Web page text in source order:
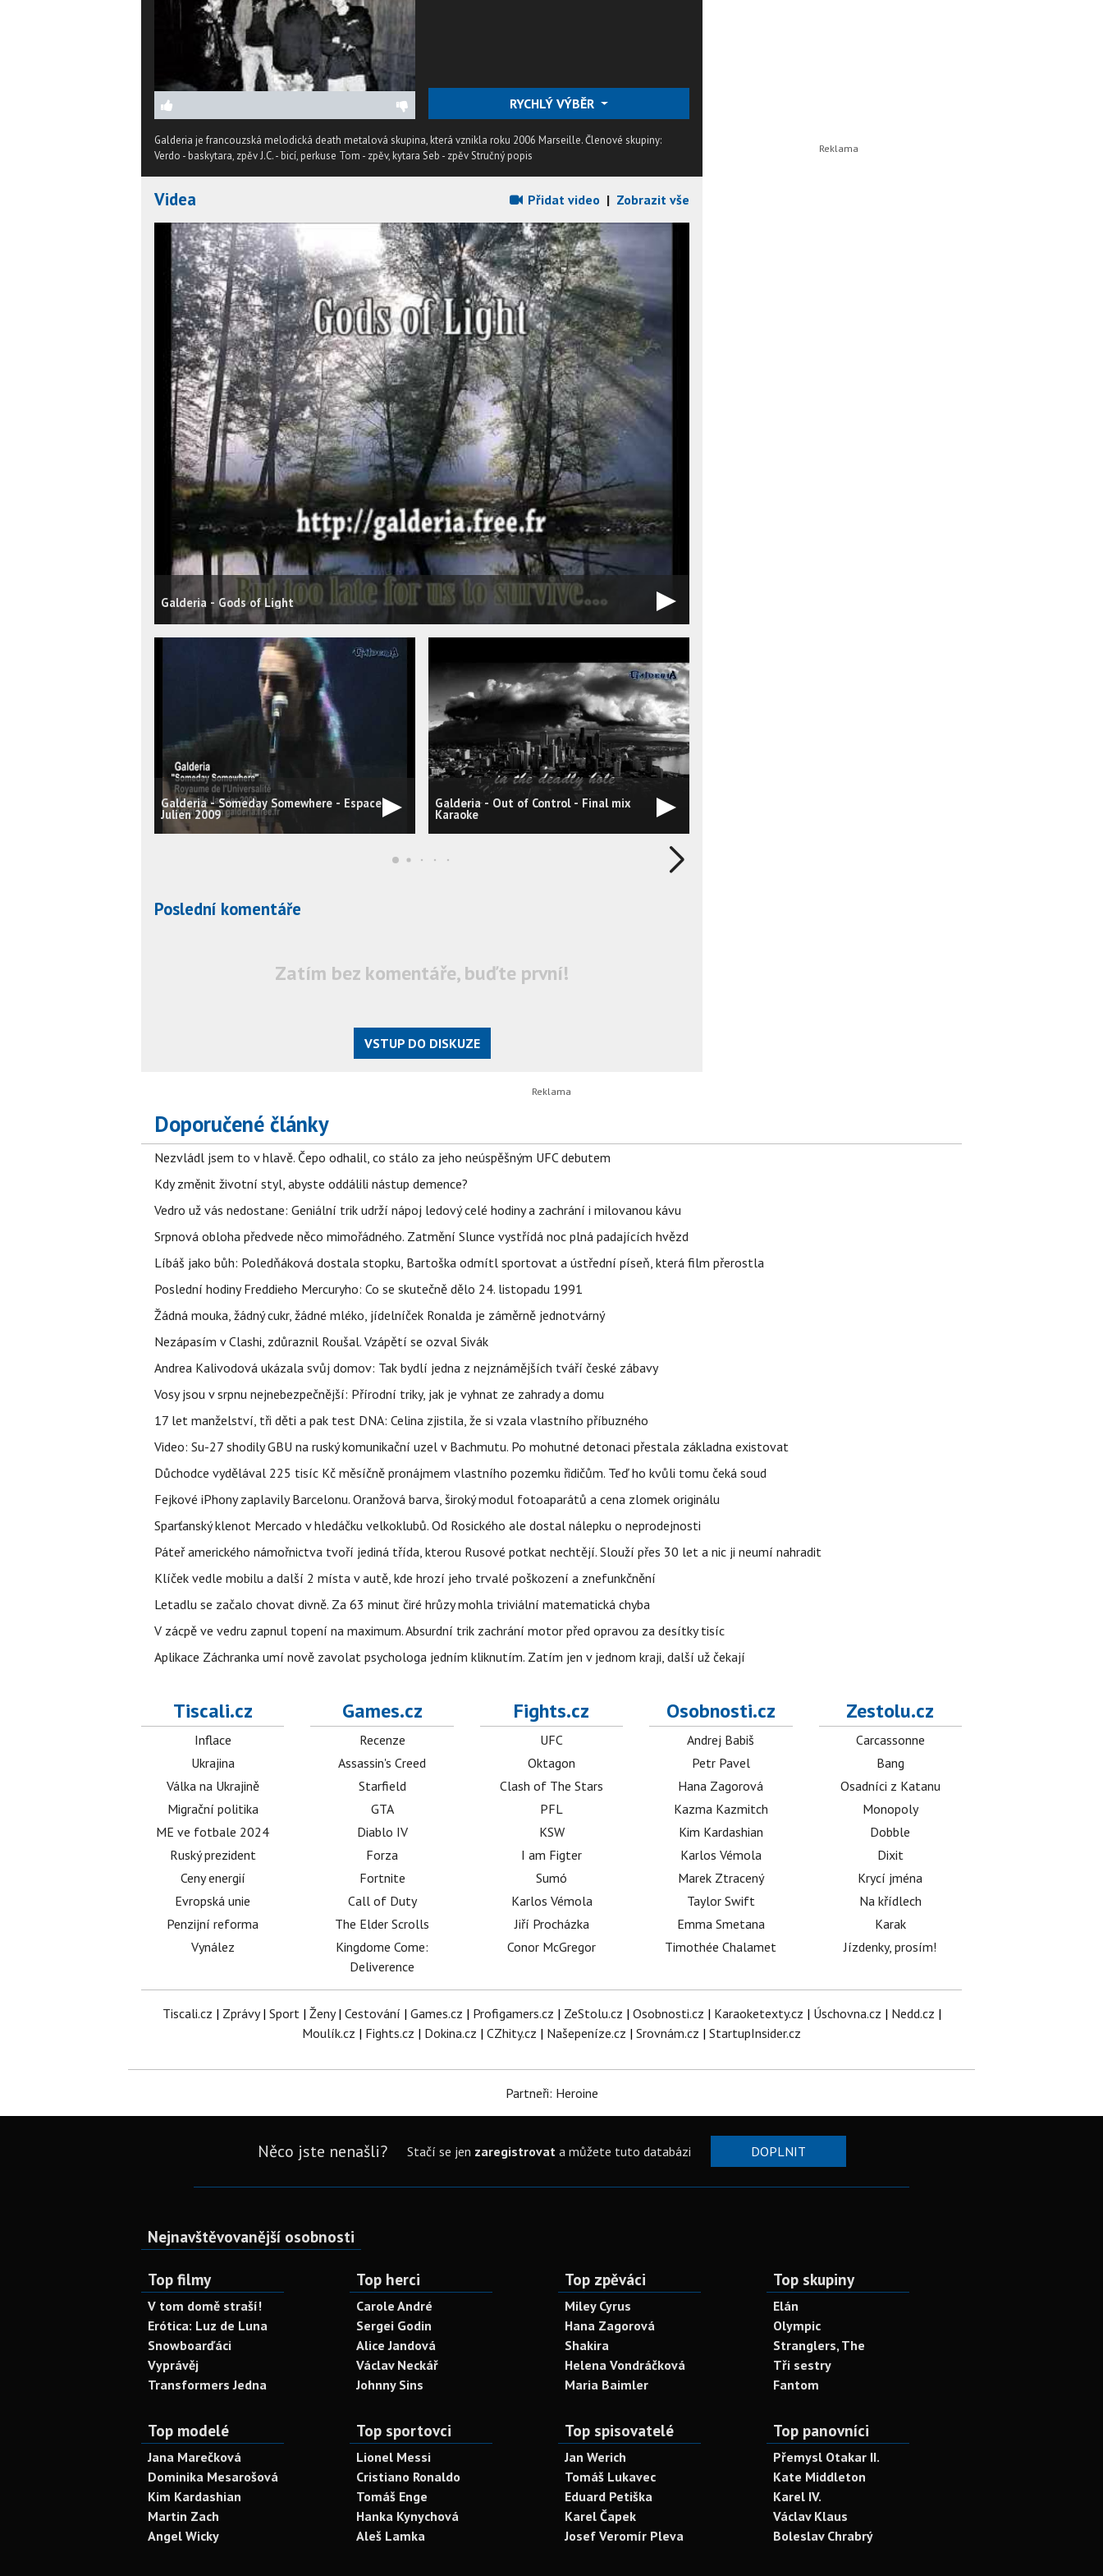
RYCHLÝ VÝBĚR
Galderia je francouzská melodická death metalová skupina, která vznikla roku 2006 Marseille. Členové skupiny:
Verdo - baskytara, zpěv J.C. - bicí, perkuse Tom - zpěv, kytara Seb - zpěvStručný popis
Videa Přidat video | Zobrazit vše
Galderia - Gods of Light
Galderia - Someday Somewhere - Espace
Julien 2009
Galderia - Out of Control - Final mix
Karaoke
Poslední komentáře
Zatím bez komentáře, buďte první!
VSTUP DO DISKUZE
Doporučené články
Nezvládl jsem to v hlavě. Čepo odhalil, co stálo za jeho neúspěšným UFC debutem
Kdy změnit životní styl, abyste oddálili nástup demence?
Vedro už vás nedostane: Geniální trik udrží nápoj ledový celé hodiny a zachrání i milovanou kávu
Srpnová obloha předvede něco mimořádného. Zatmění Slunce vystřídá noc plná padajících hvězd
Líbáš jako bůh: Poledňáková dostala stopku, Bartoška odmítl sportovat a ústřední píseň, která film přerostla
Poslední hodiny Freddieho Mercuryho: Co se skutečně dělo 24. listopadu 1991
Žádná mouka, žádný cukr, žádné mléko, jídelníček Ronalda je záměrně jednotvárný
Nezápasím v Clashi, zdůraznil Roušal. Vzápětí se ozval Sivák
Andrea Kalivodová ukázala svůj domov: Tak bydlí jedna z nejznámějších tváří české zábavy
Vosy jsou v srpnu nejnebezpečnější: Přírodní triky, jak je vyhnat ze zahrady a domu
17 let manželství, tři děti a pak test DNA: Celina zjistila, že si vzala vlastního příbuzného
Video: Su-27 shodily GBU na ruský komunikační uzel v Bachmutu. Po mohutné detonaci přestala základna existovat
Důchodce vydělával 225 tisíc Kč měsíčně pronájmem vlastního pozemku řidičům. Teď ho kvůli tomu čeká soud
Fejkové iPhony zaplavily Barcelonu. Oranžová barva, široký modul fotoaparátů a cena zlomek originálu
Sparťanský klenot Mercado v hledáčku velkoklubů. Od Rosického ale dostal nálepku o neprodejnosti
Páteř amerického námořnictva tvoří jediná třída, kterou Rusové potkat nechtějí. Slouží přes 30 let a nic ji neumí nahradit
Klíček vedle mobilu a další 2 místa v autě, kde hrozí jeho trvalé poškození a znefunkčnění
Letadlu se začalo chovat divně. Za 63 minut čiré hrůzy mohla triviální matematická chyba
V zácpě ve vedru zapnul topení na maximum. Absurdní trik zachrání motor před opravou za desítky tisíc
Aplikace Záchranka umí nově zavolat psychologa jedním kliknutím. Zatím jen v jednom kraji, další už čekají
Tiscali.cz
Inflace
Ukrajina
Válka na Ukrajině
Migrační politika
ME ve fotbale 2024
Ruský prezident
Ceny energií
Evropská unie
Penzijní reforma
Vynález
Games.cz
Recenze
Assassin's Creed
Starfield
GTA
Diablo IV
Forza
Fortnite
Call of Duty
The Elder Scrolls
Kingdome Come:
Deliverence
Fights.cz
UFC
Oktagon
Clash of The Stars
PFL
KSW
I am Figter
Sumó
Karlos Vémola
Jiří Procházka
Conor McGregor
Osobnosti.cz
Andrej Babiš
Petr Pavel
Hana Zagorová
Kazma Kazmitch
Kim Kardashian
Karlos Vémola
Marek Ztracený
Taylor Swift
Emma Smetana
Timothée Chalamet
Zestolu.cz
Carcassonne
Bang
Osadníci z Katanu
Monopoly
Dobble
Dixit
Krycí jména
Na křídlech
Karak
Jízdenky, prosím!
Tiscali.cz | Zprávy| Sport| Ženy| Cestování | Games.cz | Profigamers.cz | ZeStolu.cz | Osobnosti.cz | Karaoketexty.cz | Úschovna.cz | Nedd.cz |
Moulík.cz | Fights.cz | Dokina.cz | CZhity.cz | Našepeníze.cz | Srovnám.cz | StartupInsider.cz
Partneři: Heroine
Něco jste nenašli? Stačí se jen zaregistrovata můžete tuto databázi DOPLNIT
Nejnavštěvovanější osobnosti
Top filmy
V tom domě straší!
Erótica: Luz de Luna
Snowboarďáci
Vyprávěj
Transformers Jedna
Top herci
Carole André
Sergei Godin
Alice Jandová
Václav Neckář
Johnny Sins
Top zpěváci
Miley Cyrus
Hana Zagorová
Shakira
Helena Vondráčková
Maria Baimler
Top skupiny
Elán
Olympic
Stranglers, The
Tři sestry
Fantom
Top modelé
Jana Marečková
Dominika Mesarošová
Kim Kardashian
Martin Zach
Angel Wicky
Top sportovci
Lionel Messi
Cristiano Ronaldo
Tomáš Enge
Hanka Kynychová
Aleš Lamka
Top spisovatelé
Jan Werich
Tomáš Lukavec
Eduard Petiška
Karel Čapek
Josef Veromír Pleva
Top panovníci
Přemysl Otakar II.
Kate Middleton
Karel IV.
Václav Klaus
Boleslav Chrabrý